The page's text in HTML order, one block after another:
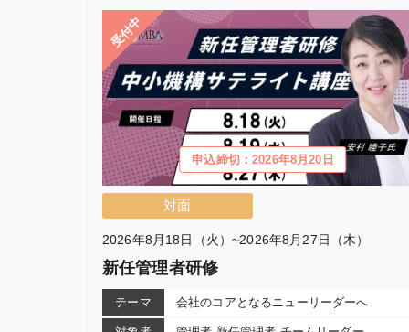
申込締切：2026年8月20日
受付中
対面
2026年8月18日（火）~2026年8月27日（木）
新任管理者研修
テーマ 会社のコアとなるニューリーダーへ